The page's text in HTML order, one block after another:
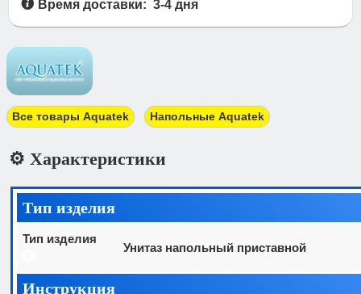
Время доставки: 3-4 дня
Все товары Aquatek Напольные Aquatek
⚙️ Характеристики
Тип изделия
Тип изделия
Унитаз напольный приставной
Инструкция